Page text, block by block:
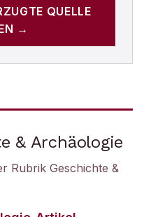
QUELLE
→
& Archäologie
Rubrik Geschichte &